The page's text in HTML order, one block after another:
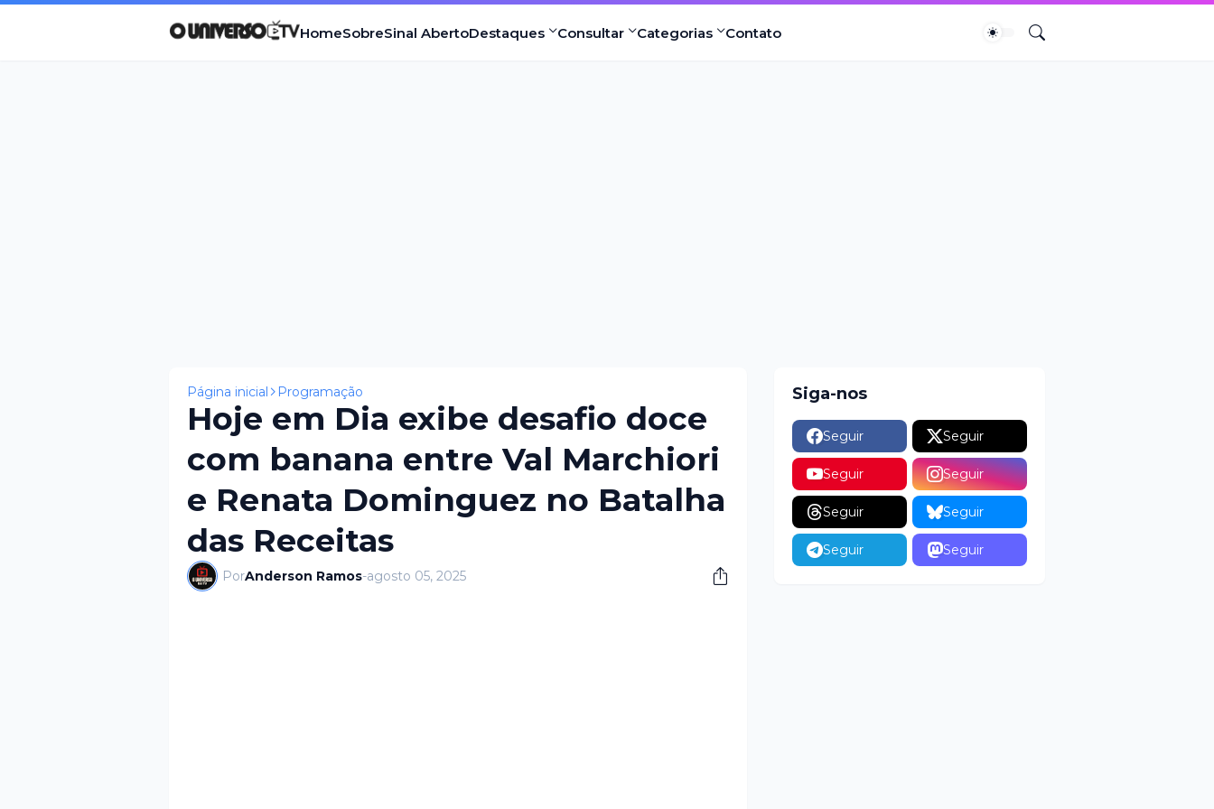
HomeSobreSinal AbertoDestaques Consultar Categorias Contato
Página inicial Programação
Hoje em Dia exibe desafio doce
com banana entre Val Marchiori
e Renata Dominguez no Batalha
das Receitas
PorAnderson Ramos-agosto 05, 2025
Siga-nos
Seguir Seguir
Seguir Seguir
Seguir Seguir
Seguir Seguir